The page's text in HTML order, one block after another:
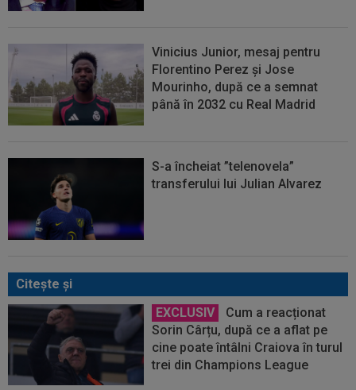
Vinicius Junior, mesaj pentru
Florentino Perez și Jose
Mourinho, după ce a semnat
până în 2032 cu Real Madrid
S-a încheiat ”telenovela”
transferului lui Julian Alvarez
Citeşte şi
EXCLUSIV
Cum a reacționat
Sorin Cârțu, după ce a aflat pe
cine poate întâlni Craiova în turul
trei din Champions League